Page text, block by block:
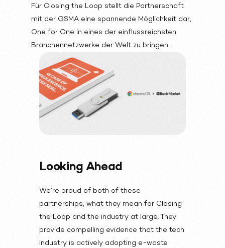
Für Closing the Loop stellt die Partnerschaft
mit der GSMA eine spannende Möglichkeit dar,
One for One in eines der einflussreichsten
Branchennetzwerke der Welt zu bringen.
Looking Ahead
We’re proud of both of these
partnerships, what they mean for Closing
the Loop and the industry at large.They
provide compelling evidence that the tech
industry is actively adopting e-waste